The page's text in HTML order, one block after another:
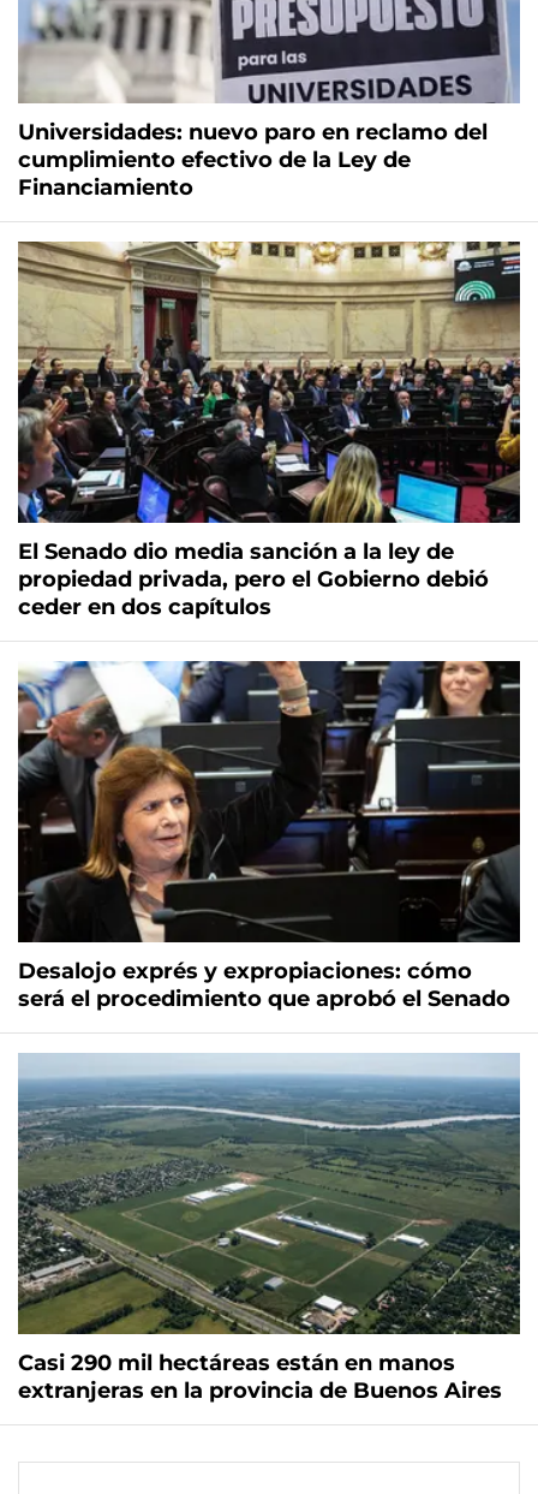
Universidades: nuevo paro en reclamo del
cumplimiento efectivo de la Ley de
Financiamiento
El Senado dio media sanción a la ley de
propiedad privada, pero el Gobierno debió
ceder en dos capítulos
Desalojo exprés y expropiaciones: cómo
será el procedimiento que aprobó el Senado
Casi 290 mil hectáreas están en manos
extranjeras en la provincia de Buenos Aires